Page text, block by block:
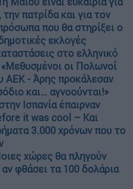
πατρίδα και για τον
που θα στηρίξει ο
εκλογές
στο ελληνικό
οι Πολωνοί
ΑΕΚ - Άρης προκάλεσαν
και… αγνοούνται!»
Ισπανία έπαιρναν
it was cool – Και
3.000 χρόνων που το
χώρες θα πληγούν
φθάσει τα 100 δολάρια